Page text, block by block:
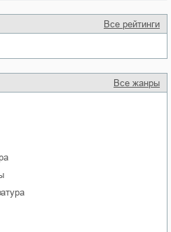
Все рейтинги
Все жанры